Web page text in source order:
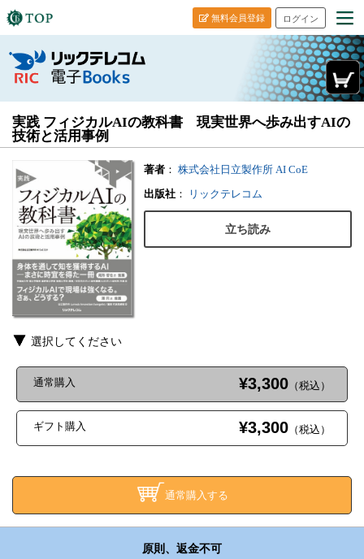
ログイン
無料会員登録
実践 フィジカルAIの教科書 現実世界へ歩み出すAIの
技術と活用事例
著者 ： 株式会社日立製作所 AI CoE
出版社 ： リックテレコム
立ち読み
選択してください
通常購入 ¥3,300 （税込）
ギフト購入 ¥3,300 （税込）
通常購入する
原則、返金不可